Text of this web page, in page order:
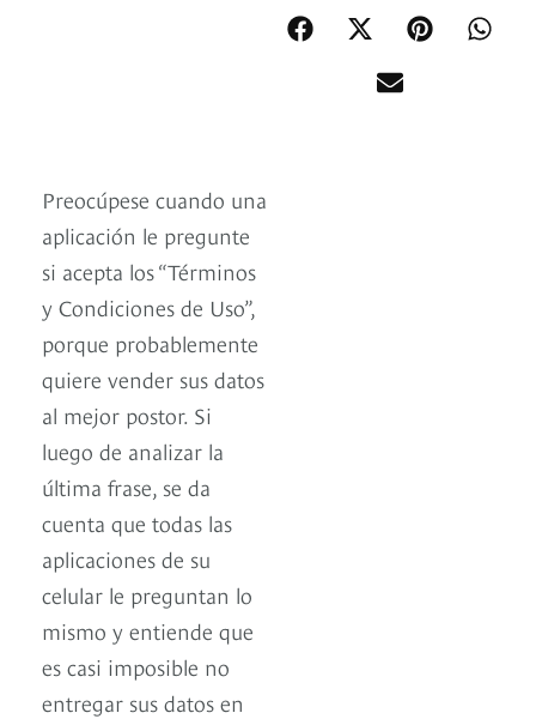
Preocúpese cuando una
aplicación le pregunte
si acepta los “Términos
y Condiciones de Uso”,
porque probablemente
quiere vender sus datos
al mejor postor. Si
luego de analizar la
última frase, se da
cuenta que todas las
aplicaciones de su
celular le preguntan lo
mismo y entiende que
es casi imposible no
entregar sus datos en